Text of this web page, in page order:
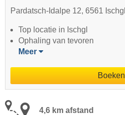
Pardatsch-Idalpe 12, 6561 Ischgl
Top locatie in Ischgl
Ophaling van tevoren
Meer
Boeken
4,6 km afstand